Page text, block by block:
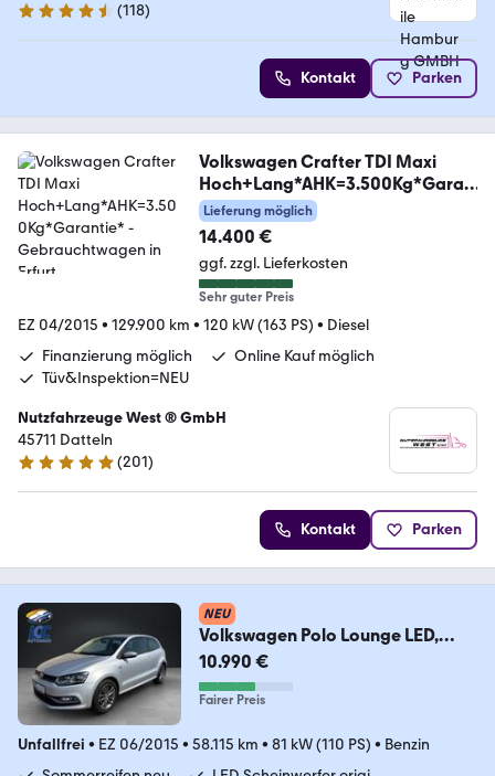
4.6 Sterne
(118)
Kontakt Parken
Volkswagen Crafter TDI Maxi
Hoch+Lang*AHK=3.500Kg*Garan
tie*
Lieferung möglich
14.400 €
ggf. zzgl. Lieferkosten
Sehr guter Preis
EZ 04/2015 • 129.900 km • 120 kW (163 PS) • Diesel
Finanzierung möglich
Online Kauf möglich
Tüv&Inspektion=NEU
Nutzfahrzeuge West ® GmbH
45711 Datteln
4.9 Sterne
(201)
Kontakt Parken
NEU
Volkswagen Polo Lounge LED,
Navi, Kamera, PDC, Sitzheizung
10.990 €
Fairer Preis
Unfallfrei • EZ 06/2015 • 58.115 km • 81 kW (110 PS) • Benzin